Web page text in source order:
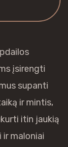
įsirengti
supanti
ir mintis,
itin jaukią
maloniai